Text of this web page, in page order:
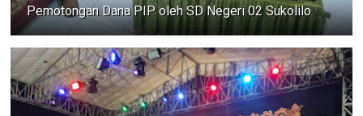
Pemotongan Dana PIP oleh SD Negeri 02 Sukolilo